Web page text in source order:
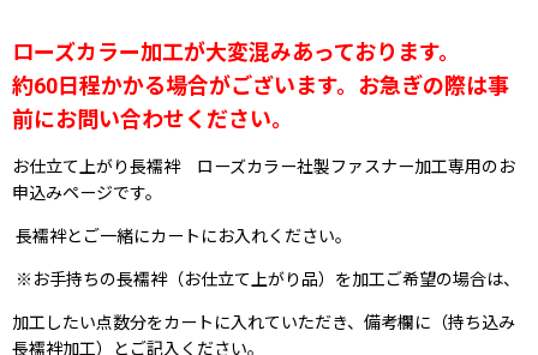
ローズカラー加工が大変混みあっております。
約60日程かかる場合がございます。 お急ぎの際は事
前にお問い合わせください。
お仕立て上がり長襦袢 ローズカラー社製ファスナー加工専用のお
申込みページです。
長襦袢とご一緒にカートにお入れください。
※お手持ちの長襦袢（お仕立て上がり品）を加工ご希望の場合は、
加工したい点数分をカートに入れていただき、備考欄に（持ち込み
長襦袢加工）とご記入ください。